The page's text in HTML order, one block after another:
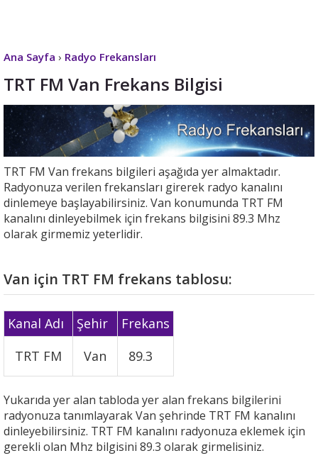
Ana Sayfa › Radyo Frekansları
TRT FM Van Frekans Bilgisi
TRT FM Van frekans bilgileri aşağıda yer almaktadır.
Radyonuza verilen frekansları girerek radyo kanalını
dinlemeye başlayabilirsiniz. Van konumunda TRT FM
kanalını dinleyebilmek için frekans bilgisini 89.3 Mhz
olarak girmemiz yeterlidir.
Van için TRT FM frekans tablosu:
Kanal Adı Şehir
Frekans
TRT FM
Van 89.3
Yukarıda yer alan tabloda yer alan frekans bilgilerini
radyonuza tanımlayarak Van şehrinde TRT FM kanalını
dinleyebilirsiniz. TRT FM kanalını radyonuza eklemek için
gerekli olan Mhz bilgisini 89.3 olarak girmelisiniz.